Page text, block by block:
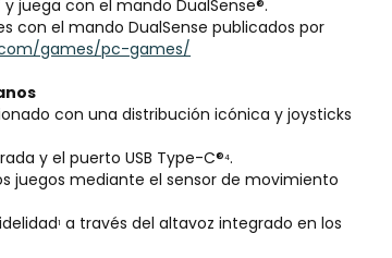
juega con el mando DualSense®.
con el mando DualSense publicados por
games/pc-games/
con una distribución icónica y joysticks
y el puerto USB Type-C®4.
juegos mediante el sensor de movimiento
1 a través del altavoz integrado en los